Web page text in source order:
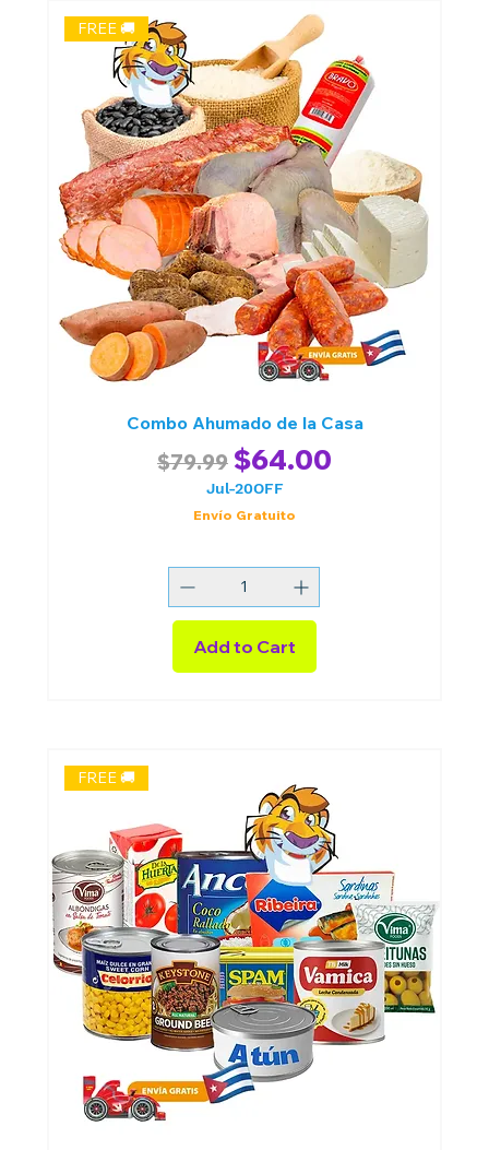
FREE 🚚
Combo Ahumado de la Casa
Regular Price
$79.99 Sale Price
$64.00
Jul-20OFF
Envío Gratuito
Add to Cart
FREE 🚚